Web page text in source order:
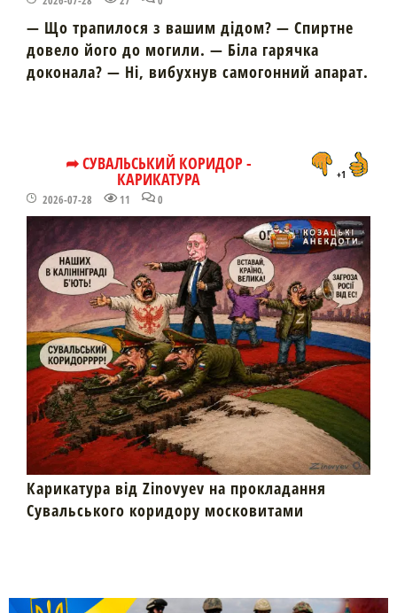
— Що трапилося з вашим дідом? — Спиртне
довело його до могили. — Біла гарячка
доконала? — Ні, вибухнув самогонний апарат.
➦ СУВАЛЬСЬКИЙ КОРИДОР -
КАРИКАТУРА
2026-07-28 11 0
+1
Карикатура від Zinovyev на прокладання
Сувальського коридору московитами